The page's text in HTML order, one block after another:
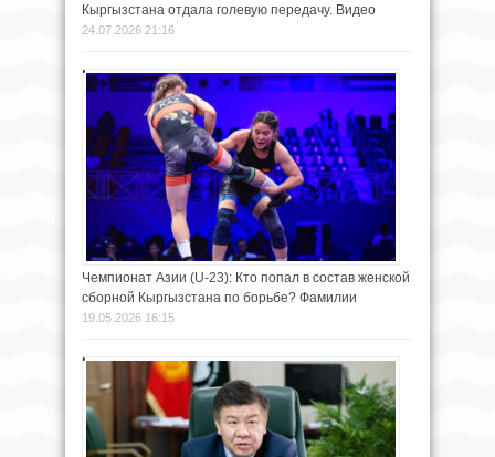
Кыргызстана отдала голевую передачу. Видео
24.07.2026 21:16
Чемпионат Азии (U-23): Кто попал в состав женской
сборной Кыргызстана по борьбе? Фамилии
19.05.2026 16:15